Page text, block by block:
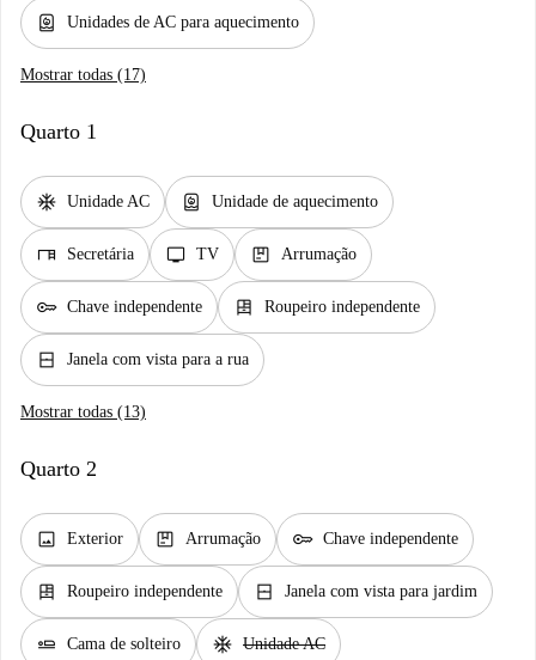
water_heater Unidades de AC para aquecimento
Mostrar todas (17)
Quarto 1
ac_unit Unidade AC water_heater Unidade de aquecimento
desk Secretária tv TV package Arrumação
key Chave independente dresser Roupeiro independente
window_closed Janela com vista para a rua
Mostrar todas (13)
Quarto 2
image Exterior package Arrumação key Chave independente
dresser Roupeiro independente window_closed Janela com vista para jardim
airline_seat_flat Cama de solteiro ac_unit Unidade AC